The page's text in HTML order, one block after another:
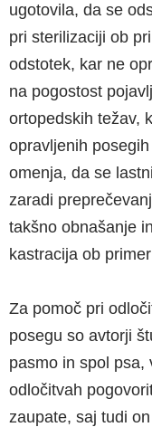
ugotovila, da se
pri sterilizaciji ob
odstotek, kar ne
na pogostost
ortopedskih težav,
opravljenih
omenja, da se
zaradi
takšno obnašanje
kastracija ob
Za pomoč pri
posegu so avtorji
pasmo in spol psa,
odločitvah
zaupate, saj tudi